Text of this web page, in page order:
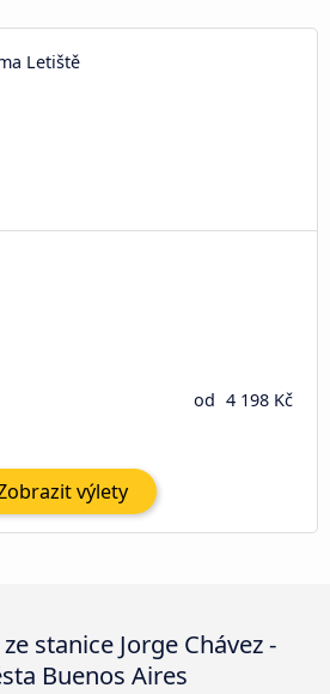
Letiště
od 4 198 Kč
výlety
stanice Jorge Chávez -
Buenos Aires